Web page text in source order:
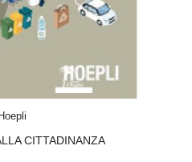
Hoepli
CITTADINANZA